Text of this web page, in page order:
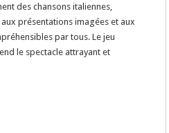
des chansons italiennes,
présentations imagées et aux
par tous. Le jeu
le spectacle attrayant et